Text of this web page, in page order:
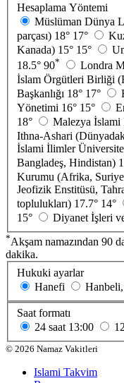
Hesaplama Yöntemi
Müslüman Dünya
parçası) 18° 17°
Kanada) 15° 15°
18.5° 90* Londra
İslam Örgütleri Birliği
Başkanlığı 18° 17°
Yönetimi 16° 15°
18°
Malezya İslami
Ithna-Ashari
İslami İlimler
Bangladeş, Hindistan)
Kurumu (Afrika,
Jeofizik Enstitüsü,
toplulukları) 17.7° 14°
15°
Diyanet İşleri
*Akşam namazından 90
dakika.
Hukuki ayarlar
Hanefi
Saat formatı
24 saat 13:00
© 2026 Namaz Vakitleri
Islami Takvim